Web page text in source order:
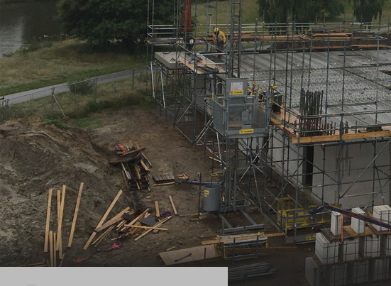
Duurzaamheid
Oldenzaal
Financiering
Toewijzing
Woning kopen
Leeswijzer
Veelgestelde vragen
Contact